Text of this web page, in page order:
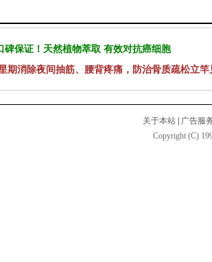
碑保证！天然植物萃取 有效对抗癌细胞
期消除夜间抽筋、腰背疼痛，防治骨质疏松立竿
关于本站
广告服
Copyright (C)